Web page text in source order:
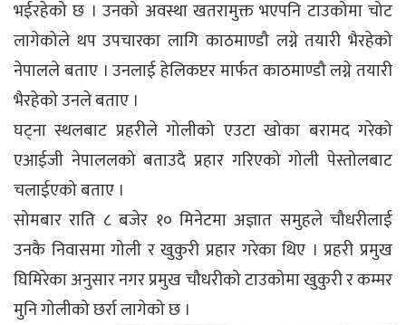
भईरहेको छ । उनको अवस्था खतरामुक्त भएपनि टाउकोमा चोट
लागेकोले थप उपचारका लागि काठमाण्डौ लग्ने तयारी भैरहेको
नेपालले बताए । उनलाई हेलिकप्टर मार्फत काठमाण्डौ लग्ने तयारी
भैरहेको उनले बताए ।
घट्ना स्थलबाट प्रहरीले गोलीको एउटा खोका बरामद गरेको
एआईजी नेपाललको बताउदै प्रहार गरिएको गोली पेस्तोलबाट
चलाईएको बताए ।
सोमबार राति ८ बजेर १० मिनेटमा अज्ञात समुहले चौधरीलाई
उनकै निवासमा गोली र खुकुरी प्रहार गरेका थिए । प्रहरी प्रमुख
घिमिरेका अनुसार नगर प्रमुख चौधरीको टाउकोमा खुकुरी र कम्मर
मुनि गोलीको छर्रा लागेको छ ।